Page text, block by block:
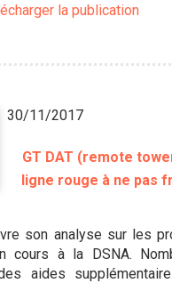
la publication
30/11/2017
GT DAT (remote
ligne rouge à ne pas
son analyse sur les
cours à la DSNA.
aides